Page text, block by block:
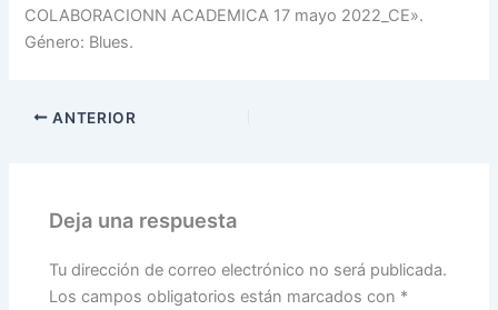
COLABORACIONN ACADEMICA 17 mayo 2022_CE».
Género: Blues.
ANTERIOR
Deja una respuesta
Tu dirección de correo electrónico no será publicada.
Los campos obligatorios están marcados con *